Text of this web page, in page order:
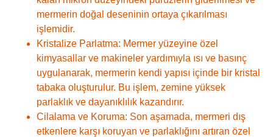
mermerin doğal deseninin ortaya çıkarılması
işlemidir.
Kristalize Parlatma: Mermer yüzeyine özel
kimyasallar ve makineler yardımıyla ısı ve basınç
uygulanarak, mermerin kendi yapısı içinde bir kristal
tabaka oluşturulur. Bu işlem, zemine yüksek
parlaklık ve dayanıklılık kazandırır.
Cilalama ve Koruma: Son aşamada, mermeri dış
etkenlere karşı koruyan ve parlaklığını artıran özel